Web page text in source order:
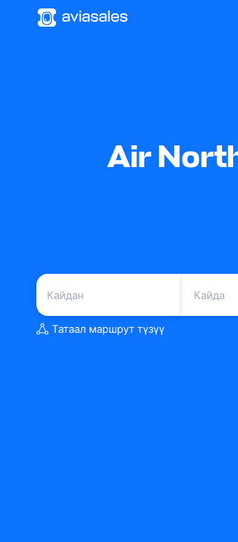
Air
Татаал маршрут түзүү